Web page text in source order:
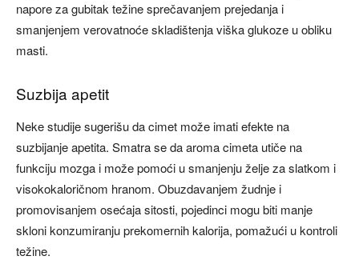
napore za gubitak težine sprečavanjem prejedanja i
smanjenjem verovatnoće skladištenja viška glukoze u obliku
masti.
​Suzbija apetit​
Neke studije sugerišu da cimet može imati efekte na
suzbijanje apetita. Smatra se da aroma cimeta utiče na
funkciju mozga i može pomoći u smanjenju želje za slatkom i
visokokaloričnom hranom. Obuzdavanjem žudnje i
promovisanjem osećaja sitosti, pojedinci mogu biti manje
skloni konzumiranju prekomernih kalorija, pomažući u kontroli
težine.